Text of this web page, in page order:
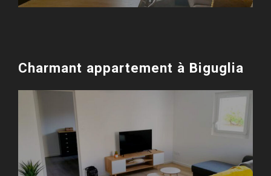
Charmant appartement à Biguglia